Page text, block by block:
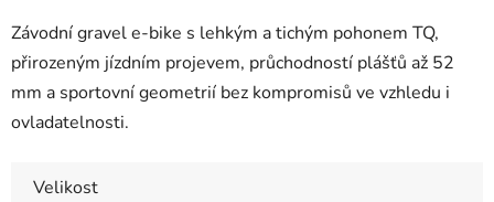
Závodní gravel e-bike s lehkým a tichým pohonem TQ,
přirozeným jízdním projevem, průchodností plášťů až 52
mm a sportovní geometrií bez kompromisů ve vzhledu i
ovladatelnosti.
Velikost